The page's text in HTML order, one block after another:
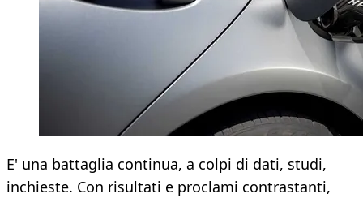
E' una battaglia continua, a colpi di dati, studi,
inchieste. Con risultati e proclami contrastanti,